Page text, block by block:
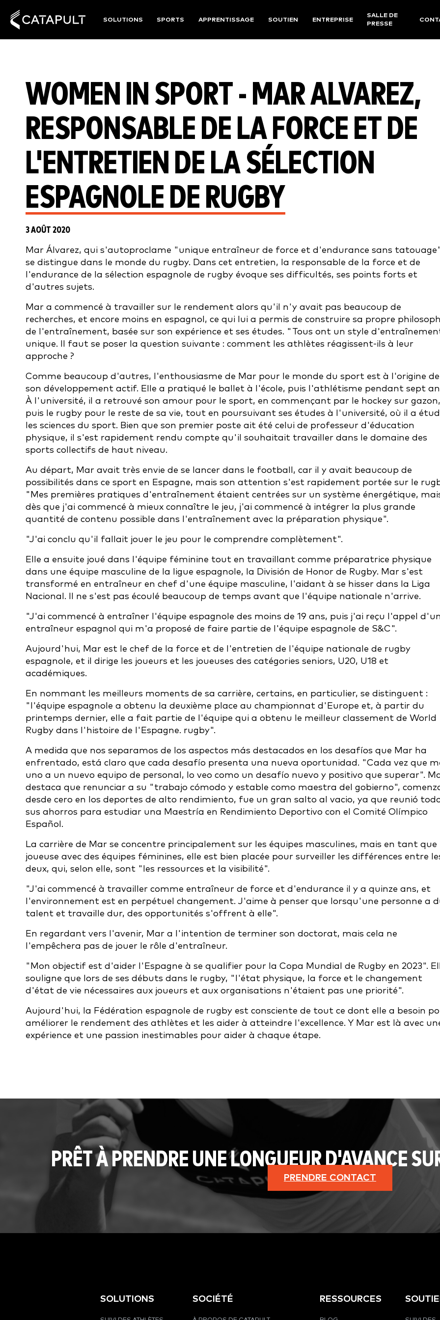
SOLUTIONS SPORTS APPRENTISSAGE SOUTIEN ENTREPRISE
SALLE DE
PRESSE
WOMEN IN SPORT - MAR ALVAREZ,
RESPONSABLE DE LA FORCE ET DE
L'ENTRETIEN DE LA SÉLECTION
ESPAGNOLE DE RUGBY
3 AOÛT 2020
Mar Álvarez, qui s'autoproclame "unique entraîneur de force et d'endurance sans
se distingue dans le monde du rugby. Dans cet entretien, la responsable de la force et de
l'endurance de la sélection espagnole de rugby évoque ses difficultés, ses points forts et
d'autres sujets.
Mar a commencé à travailler sur le rendement alors qu'il n'y avait pas beaucoup de
recherches, et encore moins en espagnol, ce qui lui a permis de construire sa propre
de l'entraînement, basée sur son expérience et ses études. "Tous ont un style
unique. Il faut se poser la question suivante : comment les athlètes réagissent-ils à leur
approche ?
Comme beaucoup d'autres, l'enthousiasme de Mar pour le monde du sport est à l'origine de
son développement actif. Elle a pratiqué le ballet à l'école, puis l'athlétisme pendant sept
À l'université, il a retrouvé son amour pour le sport, en commençant par le hockey sur gazon,
puis le rugby pour le reste de sa vie, tout en poursuivant ses études à l'université, où il a
les sciences du sport. Bien que son premier poste ait été celui de professeur d'éducation
physique, il s'est rapidement rendu compte qu'il souhaitait travailler dans le domaine des
sports collectifs de haut niveau.
Au départ, Mar avait très envie de se lancer dans le football, car il y avait beaucoup de
possibilités dans ce sport en Espagne, mais son attention s'est rapidement portée sur le
"Mes premières pratiques d'entraînement étaient centrées sur un système énergétique,
dès que j'ai commencé à mieux connaître le jeu, j'ai commencé à intégrer la plus grande
quantité de contenu possible dans l'entraînement avec la préparation physique".
"J'ai conclu qu'il fallait jouer le jeu pour le comprendre complètement".
Elle a ensuite joué dans l'équipe féminine tout en travaillant comme préparatrice physique
dans une équipe masculine de la ligue espagnole, la División de Honor de Rugby. Mar s'est
transformé en entraîneur en chef d'une équipe masculine, l'aidant à se hisser dans la Liga
Nacional. Il ne s'est pas écoulé beaucoup de temps avant que l'équipe nationale n'arrive.
"J'ai commencé à entraîner l'équipe espagnole des moins de 19 ans, puis j'ai reçu l'appel
entraîneur espagnol qui m'a proposé de faire partie de l'équipe espagnole de S&C".
Aujourd'hui, Mar est le chef de la force et de l'entretien de l'équipe nationale de rugby
espagnole, et il dirige les joueurs et les joueuses des catégories seniors, U20, U18 et
académiques.
En nommant les meilleurs moments de sa carrière, certains, en particulier, se distinguent :
"l'équipe espagnole a obtenu la deuxième place au championnat d'Europe et, à partir du
printemps dernier, elle a fait partie de l'équipe qui a obtenu le meilleur classement de World
Rugby dans l'histoire de l'Espagne. rugby".
A medida que nos separamos de los aspectos más destacados en los desafíos que Mar ha
enfrentado, está claro que cada desafío presenta una nueva oportunidad. "Cada vez que
uno a un nuevo equipo de personal, lo veo como un desafío nuevo y positivo que superar".
destaca que renunciar a su "trabajo cómodo y estable como maestra del gobierno",
desde cero en los deportes de alto rendimiento, fue un gran salto al vacio, ya que reunió
sus ahorros para estudiar una Maestría en Rendimiento Deportivo con el Comité Olímpico
Español.
La carrière de Mar se concentre principalement sur les équipes masculines, mais en tant que
joueuse avec des équipes féminines, elle est bien placée pour surveiller les différences entre
deux, qui, selon elle, sont "les ressources et la visibilité".
"J'ai commencé à travailler comme entraîneur de force et d'endurance il y a quinze ans, et
l'environnement est en perpétuel changement. J'aime à penser que lorsqu'une personne a
talent et travaille dur, des opportunités s'offrent à elle".
En regardant vers l'avenir, Mar a l'intention de terminer son doctorat, mais cela ne
l'empêchera pas de jouer le rôle d'entraîneur.
"Mon objectif est d'aider l'Espagne à se qualifier pour la Copa Mundial de Rugby en 2023".
souligne que lors de ses débuts dans le rugby, "l'état physique, la force et le changement
d'état de vie nécessaires aux joueurs et aux organisations n'étaient pas une priorité".
Aujourd'hui, la Fédération espagnole de rugby est consciente de tout ce dont elle a besoin
améliorer le rendement des athlètes et les aider à atteindre l'excellence. Y Mar est là avec
expérience et une passion inestimables pour aider à chaque étape.
PRÊT À PRENDRE UNE LONGUEUR D'AVANCE
PRENDRE CONTACT
SOLUTIONS SOCIÉTÉ RESSOURCES